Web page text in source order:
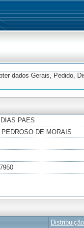
dados Gerais, Pedido,
PAES
PEDROSO DE MORAIS
Distribuição